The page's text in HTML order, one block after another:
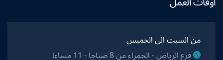
من السبت الى الخميس
فرع الرياض - الحمراء من 8 صباحا - 11 مساءا